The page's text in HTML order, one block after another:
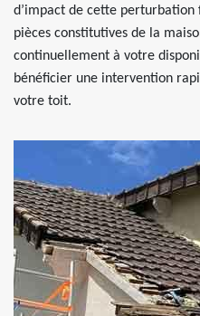
d’impact de cette
pièces constitutives de la
continuellement à votre
bénéficier une intervention
votre toit.